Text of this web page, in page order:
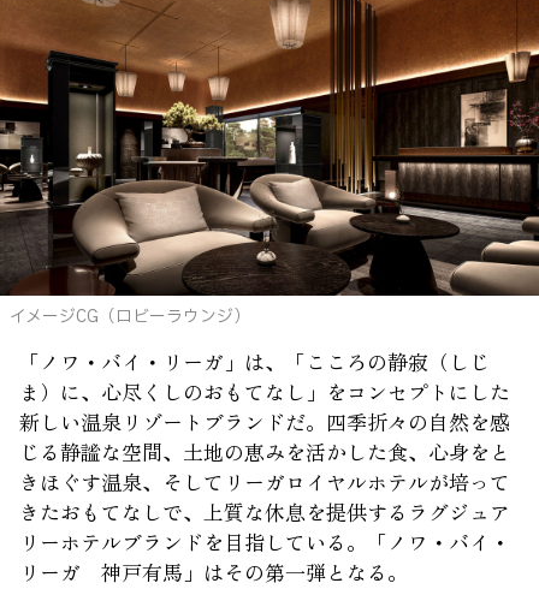
イメージCG（ロビーラウンジ）
「ノワ・バイ・リーガ」は、「こころの静寂（しじ
ま）に、心尽くしのおもてなし」をコンセプトにした
新しい温泉リゾートブランドだ。四季折々の自然を感
じる静謐な空間、土地の恵みを活かした食、心身をと
きほぐす温泉、そしてリーガロイヤルホテルが培って
きたおもてなしで、上質な休息を提供するラグジュア
リーホテルブランドを目指している。「ノワ・バイ・
リーガ 神戸有馬」はその第一弾となる。